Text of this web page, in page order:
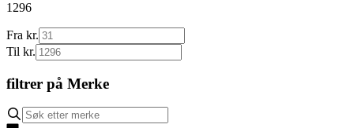
1296
Fra kr.
Til kr.
filtrer på Merke